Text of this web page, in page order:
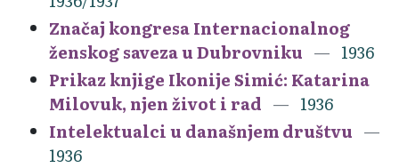
Značaj kongresa Internacionalnog
ženskog saveza u Dubrovniku
1936
Prikaz knjige Ikonije Simić: Katarina
Milovuk, njen život i rad
1936
Intelektualci u današnjem društvu
1936